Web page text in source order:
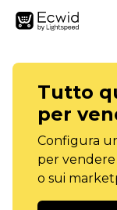
Tutto
per
Configura
per vendere
o sui